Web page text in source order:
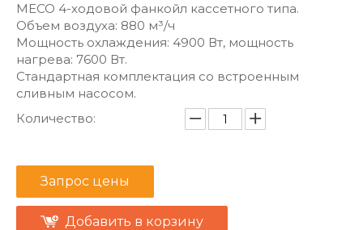
MECO 4-ходовой фанкойл кассетного типа.
Объем воздуха: 880 м³/ч
Мощность охлаждения: 4900 Вт, мощность
нагрева: 7600 Вт.
Стандартная комплектация со встроенным
сливным насосом.
Количество:
Запрос цены
Добавить в корзину